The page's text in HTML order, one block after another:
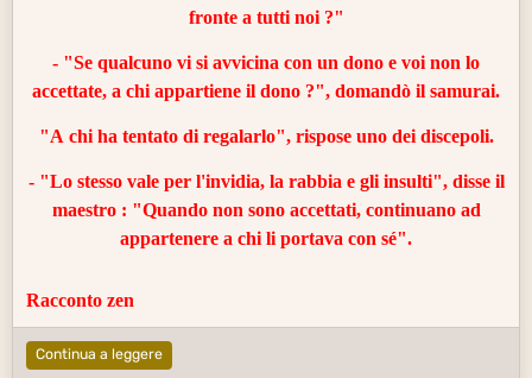
fronte a tutti noi ?"
- "Se qualcuno vi si avvicina con un dono e voi non lo
accettate, a chi appartiene il dono ?", domandò il samurai.
"A chi ha tentato di regalarlo", rispose uno dei discepoli.
- "Lo stesso vale per l'invidia, la rabbia e gli insulti", disse il
maestro : "Quando non sono accettati, continuano ad
appartenere a chi li portava con sé".
Racconto zen
Continua a leggere